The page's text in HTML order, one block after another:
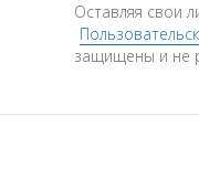
Оставляя свои
защищены и не